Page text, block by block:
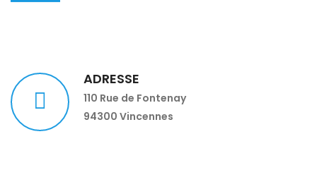
ADRESSE
110 Rue de Fontenay
94300 Vincennes